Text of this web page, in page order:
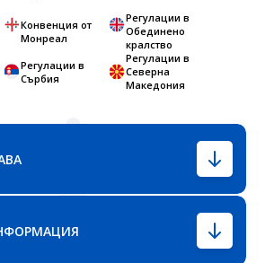
Конвенция от
Монреал
Регулации в
Обединено
кралство
Регулации в
Сърбия
Регулации в
Северна
Македония